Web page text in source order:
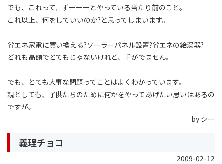
でも、これって、ずーーーとやっている当たり前のこと。
これ以上、何をしていいのか?と思ってしまいます。
省エネ家電に買い換える?ソーラーパネル設置?省エネの給湯器?
どれも高額でとてもじゃないけれど、手がでません。
でも、とても大事な問題ってことはよくわかっています。
親としても、子供たちのために何かをやってあげたい思いはあるの
ですが。
by シー
義理チョコ
2009-02-12